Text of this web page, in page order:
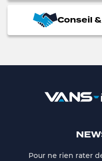
Conseil
Pour ne rien rater